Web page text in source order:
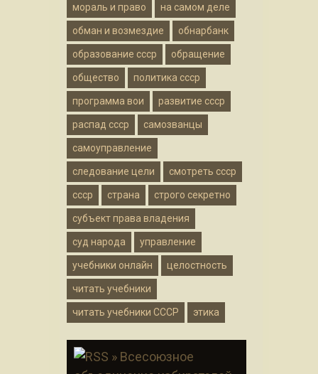
мораль и право на самом деле
обман и возмездие обнарбанк
образование ссср обращение
общество политика ссср
программа вои развитие ссср
распад ссср самозванцы
самоуправление
следование цели смотреть ссср
ссср страна строго секретно
субъект права владения
суд народа управление
учебники онлайн целостность
читать учебники
читать учебники СССР этика
» Всесоюзное